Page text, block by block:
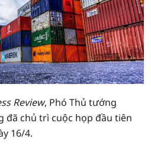
Review, Phó Thủ tướng
đã chủ trì cuộc họp đầu tiên
16/4.